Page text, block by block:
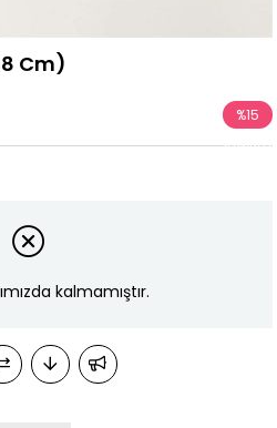
Cm)
%15
İndirim
kalmamıştır.